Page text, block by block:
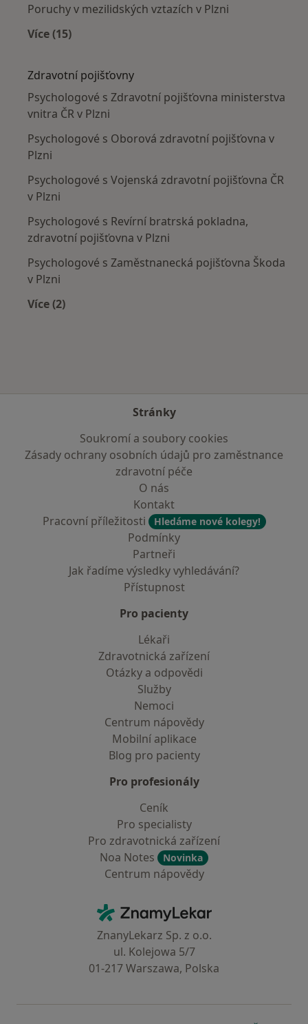
Poruchy v mezilidských vztazích v Plzni
Více (15)
Zdravotní pojišťovny
Psychologové s Zdravotní pojišťovna ministerstva
vnitra ČR v Plzni
Psychologové s Oborová zdravotní pojišťovna v
Plzni
Psychologové s Vojenská zdravotní pojišťovna ČR
v Plzni
Psychologové s Revírní bratrská pokladna,
zdravotní pojišťovna v Plzni
Psychologové s Zaměstnanecká pojišťovna Škoda
v Plzni
Více (2)
Stránky
Soukromí a soubory cookies
Zásady ochrany osobních údajů pro zaměstnance
zdravotní péče
O nás
Kontakt
Pracovní příležitosti
Hledáme nové kolegy!
Podmínky
Partneři
Jak řadíme výsledky vyhledávání?
Přístupnost
Pro pacienty
Lékaři
Zdravotnická zařízení
Otázky a odpovědi
Služby
Nemoci
Centrum nápovědy
Mobilní aplikace
Blog pro pacienty
Pro profesionály
Ceník
Pro specialisty
Pro zdravotnická zařízení
Noa Notes
Novinka
Centrum nápovědy
ZnamyLekar - Hlavní stránka
ZnanyLekarz Sp. z o.o.
ul. Kolejowa 5/7
01-217 Warszawa, Polska